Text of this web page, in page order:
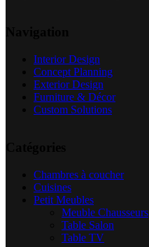
Interior Design
Concept Planning
Exterior Design
Furniture & Décor
Custom Solutions
Chambres à coucher
Cuisines
Petit Meubles
Meuble Chausseurs
Table Salon
Table TV